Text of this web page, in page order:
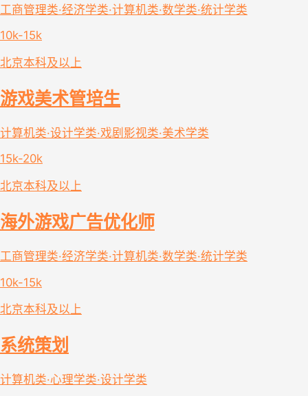
工商管理类·经济学类·计算机类·数学类·统计学类
10k-15k
北京本科及以上
游戏美术管培生
计算机类·设计学类·戏剧影视类·美术学类
15k-20k
北京本科及以上
海外游戏广告优化师
工商管理类·经济学类·计算机类·数学类·统计学类
10k-15k
北京本科及以上
系统策划
计算机类·心理学类·设计学类